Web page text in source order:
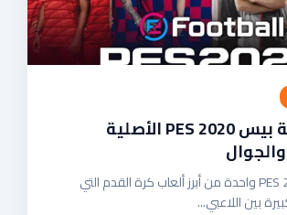
تحميل لعبة بيس 2020 PES الأصلية
لعبة بيس 2020 PES واحدة من أبرز ألعاب كرة القدم التي
بين اللاعبي...